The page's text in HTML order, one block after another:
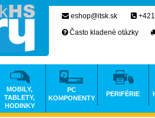
eshop@itsk.sk
Často kladené otázky
MOBILY,
TABLETY,
HODINKY
PC
KOMPONENTY
PERIFÉRIE